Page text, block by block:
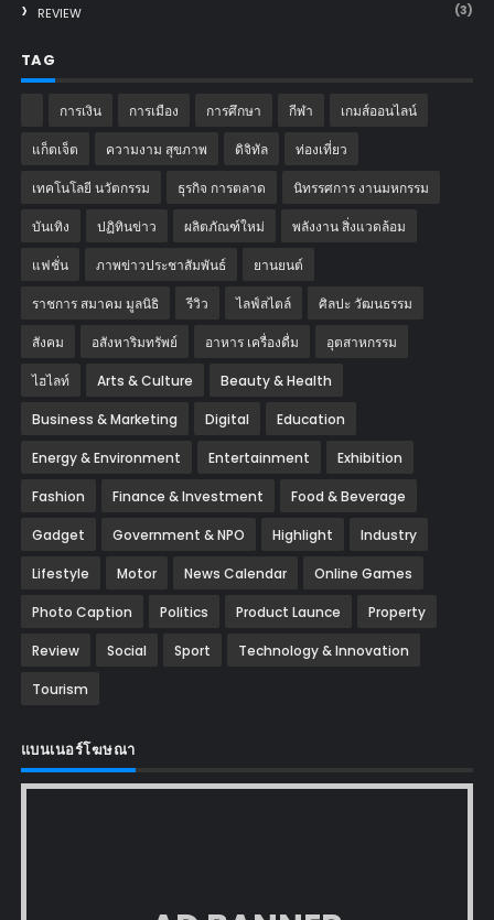
REVIEW (3)
TAG
การเงิน การเมือง การศึกษา กีฬา เกมส์ออนไลน์
แก็ตเจ็ต ความงาม สุขภาพ ดิจิทัล ท่องเที่ยว
เทคโนโลยี นวัตกรรม ธุรกิจ การตลาด นิทรรศการ งานมหกรรม
บันเทิง ปฏิทินข่าว ผลิตภัณฑ์ใหม่ พลังงาน สิ่งแวดล้อม
แฟชั่น ภาพข่าวประชาสัมพันธ์ ‎ยานยนต์‎
ราชการ สมาคม มูลนิธิ รีวิว ไลฟ์สไตล์ ศิลปะ วัฒนธรรม
สังคม อสังหาริมทรัพย์ อาหาร เครื่องดื่ม อุตสาหกรรม
ไฮไลท์ Arts & Culture Beauty & Health
Business & Marketing Digital Education
Energy & Environment Entertainment Exhibition
Fashion Finance & Investment Food & Beverage
Gadget Government & NPO Highlight Industry
Lifestyle Motor News Calendar Online Games
Photo Caption Politics Product Launce Property
Review Social Sport Technology & Innovation
Tourism
แบนเนอร์โฆษณา